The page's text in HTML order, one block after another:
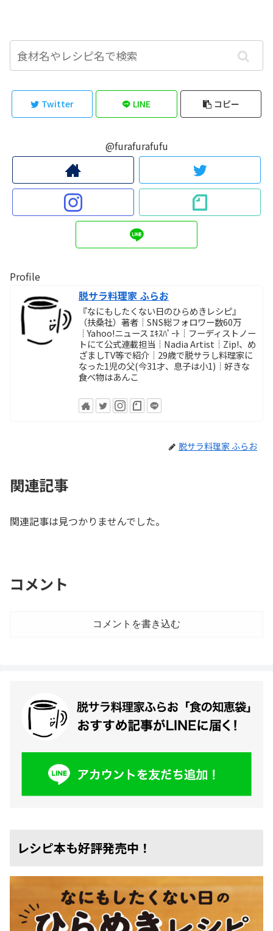
Twitter LINE コピー
@furafurafufu
Profile
脱サラ料理家 ふらお
『なにもしたくない日のひらめきレシピ』
（扶桑社）著者┊SNS総フォロワー数60万
┊Yahoo!ニュース ｴｷｽﾊﾟｰﾄ┊フーディストノー
トにて公式連載担当┊Nadia Artist┊Zip!、め
ざましTV等で紹介┊29歳で脱サラし料理家に
なった1児の父(今31才、息子は小1)┊好きな
食べ物はあんこ
脱サラ料理家 ふらお
関連記事
関連記事は見つかりませんでした。
コメント
コメントを書き込む
レシピ本も好評発売中！